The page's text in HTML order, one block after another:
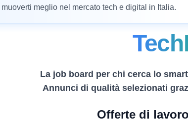
muoverti meglio nel mercato tech e digital in Italia.
La job board per chi cerca lo
Annunci di qualità selezionati
Offerte di